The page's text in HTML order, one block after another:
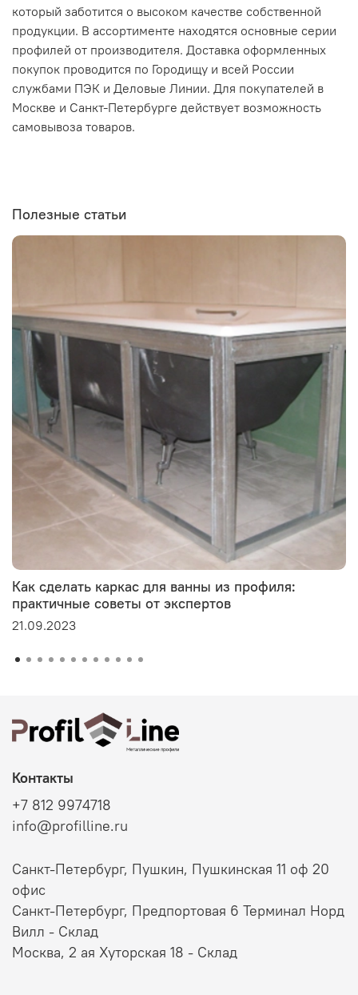
который заботится о высоком качестве собственной
продукции. В ассортименте находятся основные серии
профилей от производителя. Доставка оформленных
покупок проводится по Городищу и всей России
службами ПЭК и Деловые Линии. Для покупателей в
Москве и Санкт-Петербурге действует возможность
самовывоза товаров.
Полезные статьи
Как сделать каркас для ванны из профиля:
практичные советы от экспертов
21.09.2023
Контакты
+7 812 9974718
info@profilline.ru
Санкт-Петербург, Пушкин, Пушкинская 11 оф 20
офис
Санкт-Петербург, Предпортовая 6 Терминал Норд
Вилл - Склад
Москва, 2 ая Хуторская 18 - Склад